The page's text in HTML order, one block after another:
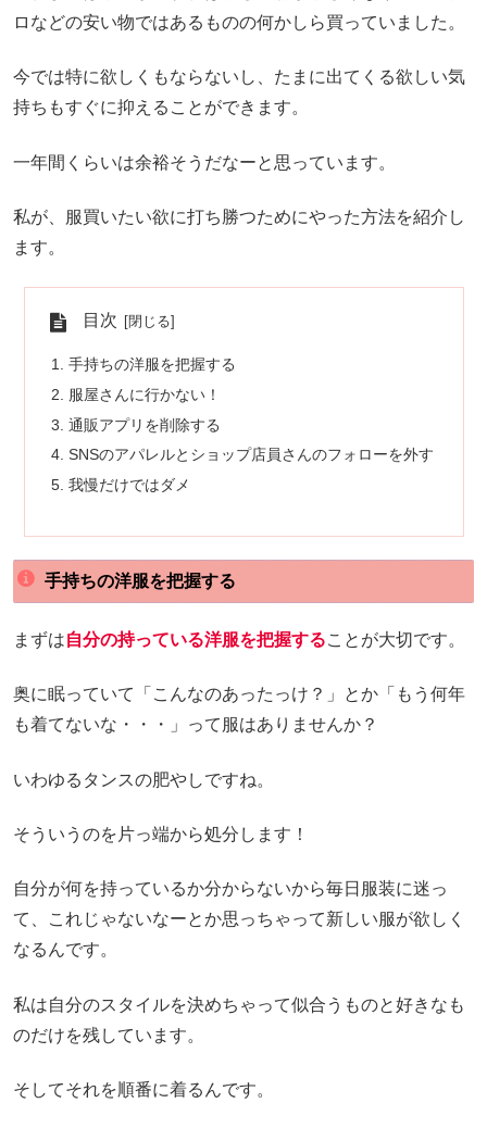
ロなどの安い物ではあるものの何かしら買っていました。
今では特に欲しくもならないし、たまに出てくる欲しい気
持ちもすぐに抑えることができます。
一年間くらいは余裕そうだなーと思っています。
私が、服買いたい欲に打ち勝つためにやった方法を紹介し
ます。
目次
手持ちの洋服を把握する
服屋さんに行かない！
通販アプリを削除する
SNSのアパレルとショップ店員さんのフォローを外す
我慢だけではダメ
手持ちの洋服を把握する
まずは自分の持っている洋服を把握することが大切です。
奥に眠っていて「こんなのあったっけ？」とか「もう何年
も着てないな・・・」って服はありませんか？
いわゆるタンスの肥やしですね。
そういうのを片っ端から処分します！
自分が何を持っているか分からないから毎日服装に迷っ
て、これじゃないなーとか思っちゃって新しい服が欲しく
なるんです。
私は自分のスタイルを決めちゃって似合うものと好きなも
のだけを残しています。
そしてそれを順番に着るんです。